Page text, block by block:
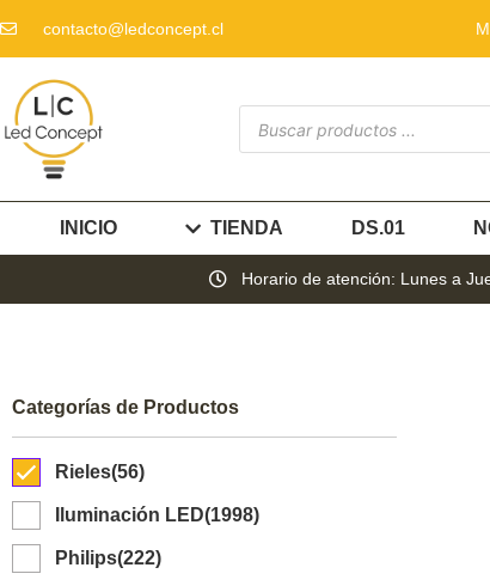
contacto@ledconcept.cl
INICIO TIENDA DS.01
Horario de atención: Lunes a
Categorías de Productos
Rieles(56)
Iluminación LED(1998)
Philips(222)